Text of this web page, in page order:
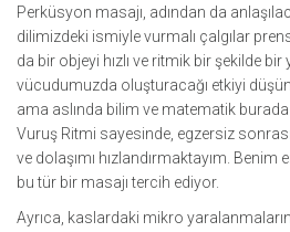
Perküsyon masajı, adından da
dilimizdeki ismiyle vurmalı çalgılar
da bir objeyi hızlı ve ritmik bir şekilde bir
vücudumuzda oluşturacağı etkiyi
ama aslında bilim ve matematik burada
Vuruş Ritmi sayesinde, egzersiz
ve dolaşımı hızlandırmaktayım. Benim
bu tür bir masajı tercih ediyor.
Ayrıca, kaslardaki mikro